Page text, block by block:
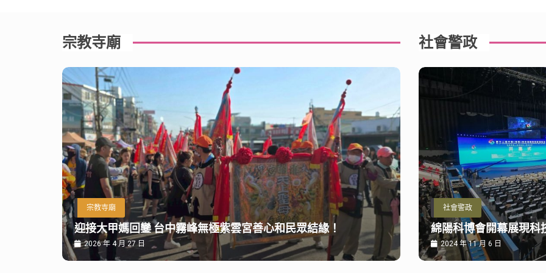
宗教寺廟
宗教寺廟
迎接大甲媽回鑾 台中霧峰無極紫雲宮善心和民眾結緣！
2026 年 4 月 27 日
社會警政
社會警政
綿陽科博會開幕展現科
2024 年 11 月 6 日